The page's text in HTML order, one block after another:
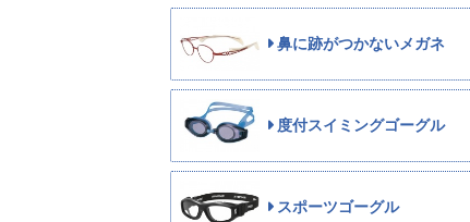
鼻に跡がつかないメガネ
度付スイミングゴーグル
スポーツゴーグル